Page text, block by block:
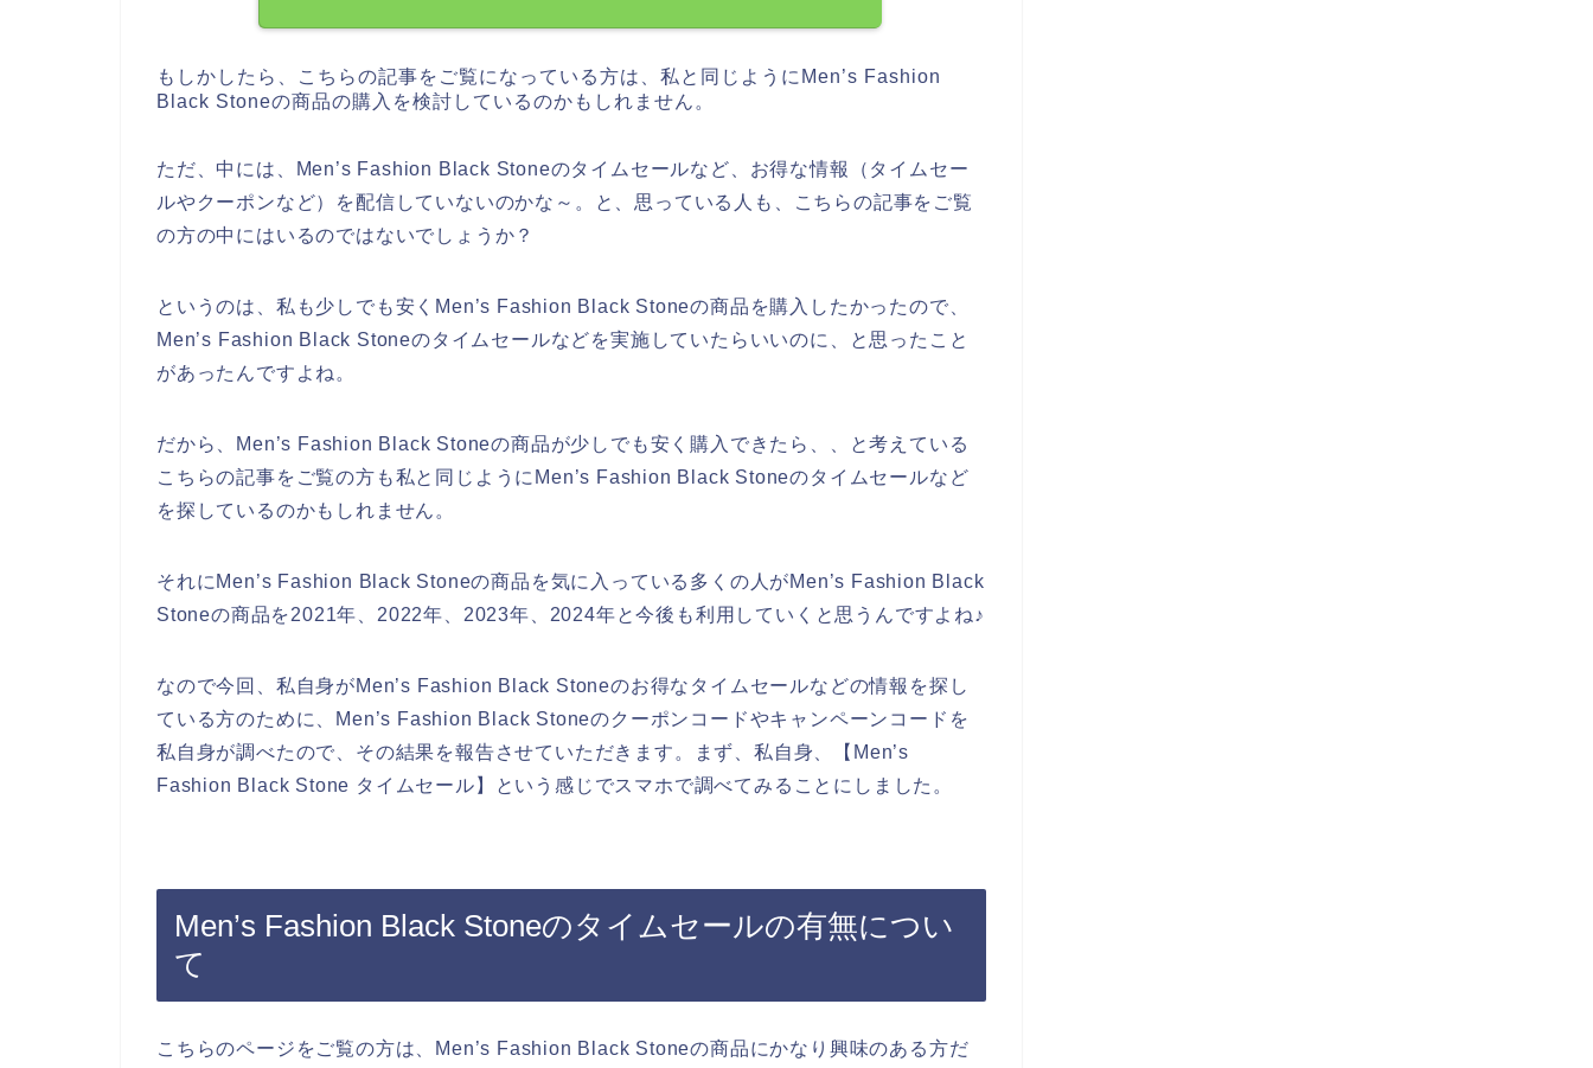
もしかしたら、こちらの記事をご覧になっている方は、私と同じようにMen’s Fashion
Black Stoneの商品の購入を検討しているのかもしれません。
ただ、中には、Men’s Fashion Black Stoneのタイムセールなど、お得な情報（タイムセー
ルやクーポンなど）を配信していないのかな～。と、思っている人も、こちらの記事をご覧
の方の中にはいるのではないでしょうか？
というのは、私も少しでも安くMen’s Fashion Black Stoneの商品を購入したかったので、
Men’s Fashion Black Stoneのタイムセールなどを実施していたらいいのに、と思ったこと
があったんですよね。
だから、Men’s Fashion Black Stoneの商品が少しでも安く購入できたら、、と考えている
こちらの記事をご覧の方も私と同じようにMen’s Fashion Black Stoneのタイムセールなど
を探しているのかもしれません。
それにMen’s Fashion Black Stoneの商品を気に入っている多くの人がMen’s Fashion Black
Stoneの商品を2021年、2022年、2023年、2024年と今後も利用していくと思うんですよね♪
なので今回、私自身がMen’s Fashion Black Stoneのお得なタイムセールなどの情報を探し
ている方のために、Men’s Fashion Black Stoneのクーポンコードやキャンペーンコードを
私自身が調べたので、その結果を報告させていただきます。まず、私自身、【Men’s
Fashion Black Stone タイムセール】という感じでスマホで調べてみることにしました。
Men’s Fashion Black Stoneのタイムセールの有無につい
て
こちらのページをご覧の方は、Men’s Fashion Black Stoneの商品にかなり興味のある方だ